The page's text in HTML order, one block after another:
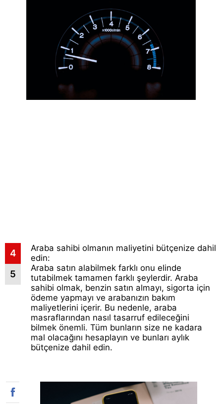
4
5
Araba sahibi olmanın maliyetini bütçenize dahil
edin:
Araba satın alabilmek farklı onu elinde
tutabilmek tamamen farklı şeylerdir. Araba
sahibi olmak, benzin satın almayı, sigorta için
ödeme yapmayı ve arabanızın bakım
maliyetlerini içerir. Bu nedenle, araba
masraflarından nasıl tasarruf edileceğini
bilmek önemli. Tüm bunların size ne kadara
mal olacağını hesaplayın ve bunları aylık
bütçenize dahil edin.